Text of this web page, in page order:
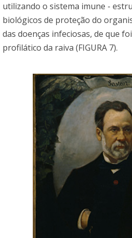
utilizando o sistema imune -
biológicos de proteção do
das doenças infeciosas, de que
profilático da raiva (FIGURA 7).